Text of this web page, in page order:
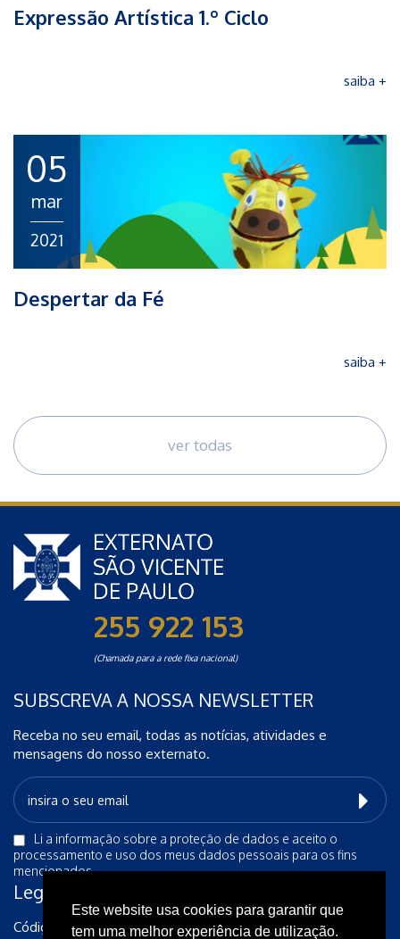
Este website usa cookies para garantir que
tem uma melhor experiência de utilização.
Expressão Artística 1.º Ciclo
saiba +
05
mar
2021
Despertar da Fé
saiba +
ver todas
255 922 153
(Chamada para a rede fixa nacional)
SUBSCREVA A NOSSA NEWSLETTER
Receba no seu email, todas as notícias, atividades e
mensagens do nosso externato.
Li a informação sobre a proteção de dados e aceito o
processamento e uso dos meus dados pessoais para os fins
mencionados.
Legais
Código de Conduta Ética